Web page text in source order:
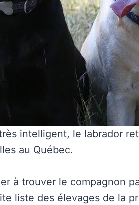
intelligent, le labrador
au Québec.
à trouver le compagnon
liste des élevages de la